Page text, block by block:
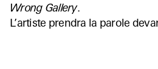
Wrong Gallery.
L’artiste prendra la parole